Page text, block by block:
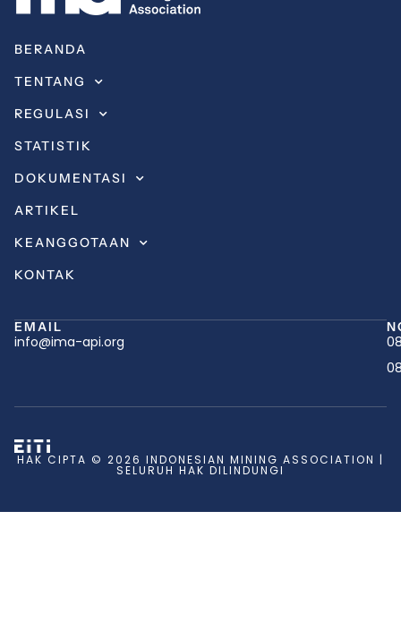
BERANDA
TENTANG
REGULASI
STATISTIK
DOKUMENTASI
ARTIKEL
KEANGGOTAAN
KONTAK
EMAIL
info@ima-api.org
HAK CIPTA © 2026 INDONESIAN MINING ASSOCIATION |
SELURUH HAK DILINDUNGI